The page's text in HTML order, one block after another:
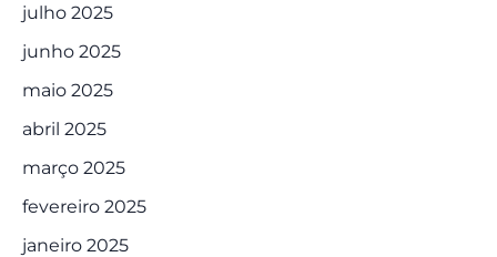
julho 2025
junho 2025
maio 2025
abril 2025
março 2025
fevereiro 2025
janeiro 2025